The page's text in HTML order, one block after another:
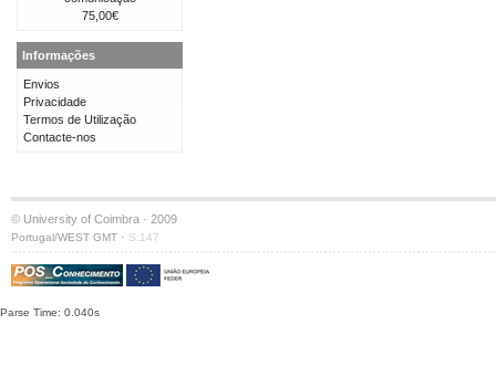
75,00€
Informações
Envios
Privacidade
Termos de Utilização
Contacte-nos
© University of Coimbra · 2009
Portugal/WEST GMT · S:147
Parse Time: 0.040s